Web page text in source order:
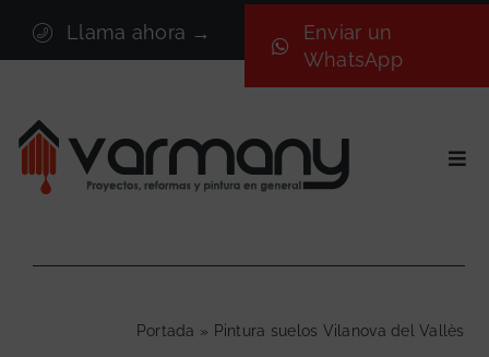
contenido
Llama ahora →
Enviar un
WhatsApp
Sectores
Portada » Pintura suelos Vilanova del Vallès